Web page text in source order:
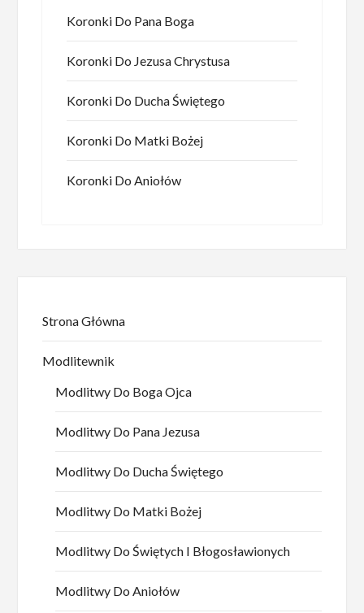
Koronki Do Pana Boga
Koronki Do Jezusa Chrystusa
Koronki Do Ducha Świętego
Koronki Do Matki Bożej
Koronki Do Aniołów
Strona Główna
Modlitewnik
Modlitwy Do Boga Ojca
Modlitwy Do Pana Jezusa
Modlitwy Do Ducha Świętego
Modlitwy Do Matki Bożej
Modlitwy Do Świętych I Błogosławionych
Modlitwy Do Aniołów